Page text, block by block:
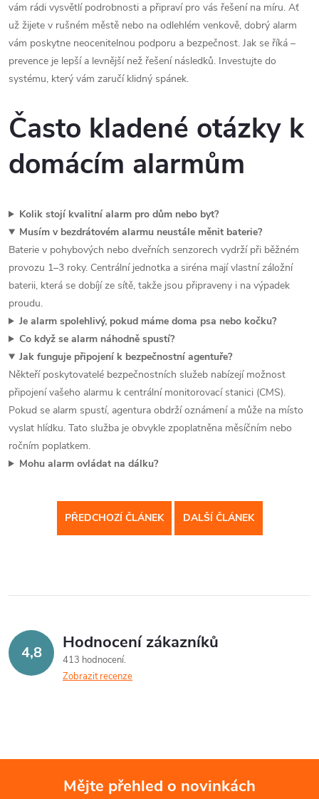
vám rádi vysvětlí podrobnosti a připraví pro vás řešení na míru. Ať
už žijete v rušném městě nebo na odlehlém venkově, dobrý alarm
vám poskytne neocenitelnou podporu a bezpečnost. Jak se říká –
prevence je lepší a levnější než řešení následků. Investujte do
systému, který vám zaručí klidný spánek.
Často kladené otázky k
domácím alarmům
Kolik stojí kvalitní alarm pro dům nebo byt?
Musím v bezdrátovém alarmu neustále měnit baterie?
Baterie v pohybových nebo dveřních senzorech vydrží při běžném
provozu 1–3 roky. Centrální jednotka a siréna mají vlastní záložní
baterii, která se dobíjí ze sítě, takže jsou připraveny i na výpadek
proudu.
Je alarm spolehlivý, pokud máme doma psa nebo kočku?
Co když se alarm náhodně spustí?
Jak funguje připojení k bezpečnostní agentuře?
Někteří poskytovatelé bezpečnostních služeb nabízejí možnost
připojení vašeho alarmu k centrální monitorovací stanici (CMS).
Pokud se alarm spustí, agentura obdrží oznámení a může na místo
vyslat hlídku. Tato služba je obvykle zpoplatněna měsíčním nebo
ročním poplatkem.
Mohu alarm ovládat na dálku?
PŘEDCHOZÍ ČLÁNEK DALŠÍ ČLÁNEK
4,8 Hodnocení zákazníků
413 hodnocení
Zobrazit recenze
Mějte přehled o novinkách